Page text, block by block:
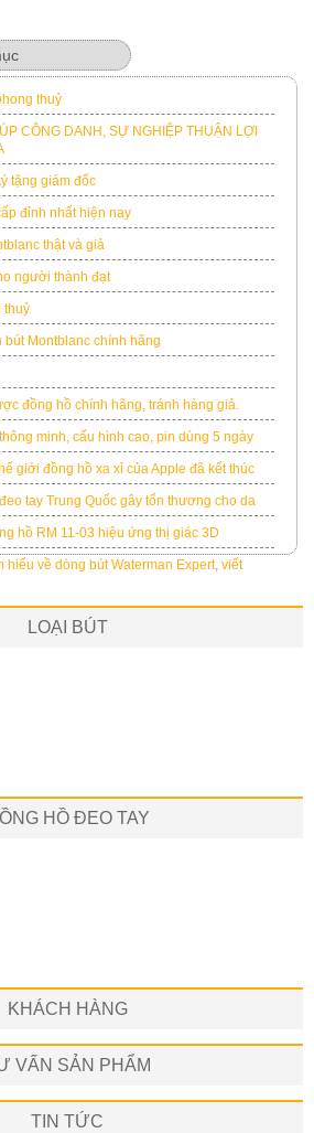
thuỷ
CÔNG DANH, SỰ NGHIỆP THUẬN LỢI
tặng giám đốc
đỉnh nhất hiện nay
thật và giả
người thành đạt
thuỷ
bút Montblanc chính hãng
đồng hồ chính hãng, tránh hàng giả.
minh, cấu hình cao, pin dùng 5 ngày
giới đồng hồ xa xỉ của Apple đã kết thúc
tay Trung Quốc gây tổn thương cho da
hồ RM 11-03 hiệu ứng thị giác 3D
hiểu về dòng bút Waterman Expert, viết
LOẠI BÚT
HỒ ĐEO TAY
KHÁCH HÀNG
VẤN SẢN PHẨM
TIN TỨC